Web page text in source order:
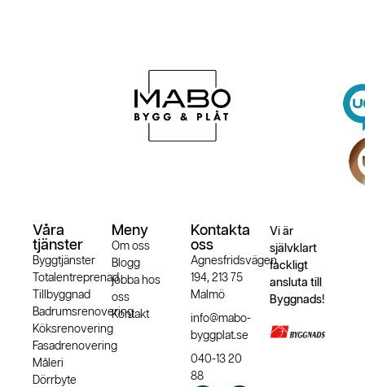
Våra
tjänster
Byggtjänster
Totalentreprenad
Tillbyggnad
Badrumsrenovering
Köksrenovering
Fasadrenovering
Måleri
Dörrbyte
Meny
Om oss
Blogg
jobba hos
oss
Kontakt
Kontakta
oss
Agnesfridsvägen
194, 213 75
Malmö
info@mabo-
byggplat.se
040-13 20
88
Vi är
självklart
fackligt
ansluta till
Byggnads!